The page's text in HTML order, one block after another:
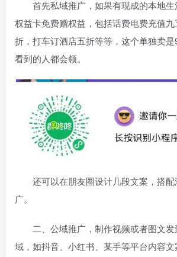
首先私域推广，如果有现成的本地
权益卡免费赠权益，包括话费电费充值
折，打车订酒店五折等等，这个单独卖是
看到的人都会领。
还可以在朋友圈设计几段文案，搭
广。
二、公域推广，制作视频或者图文
域，如抖音、小红书、某手等平台内容文